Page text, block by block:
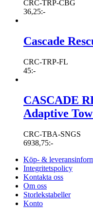
CRC-TRP-CBG
36,25:-
Cascade
CRC-TRP-FL
45:-
CASCADE
Adaptive
CRC-TBA-SNGS
6938,75:-
Köp- &
Integritetspolicy
Kontakta oss
Om oss
Storlekstabeller
Konto